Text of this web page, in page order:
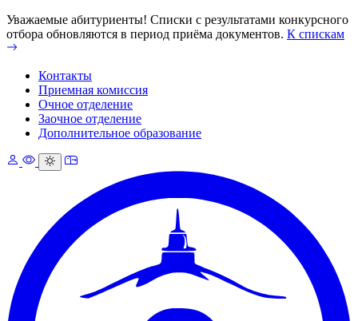
Уважаемые абитуриенты! Списки с результатами конкурсного
отбора обновляются в период приёма документов. К спискам
Контакты
Приемная комиссия
Очное отделение
Заочное отделение
Дополнительное образование